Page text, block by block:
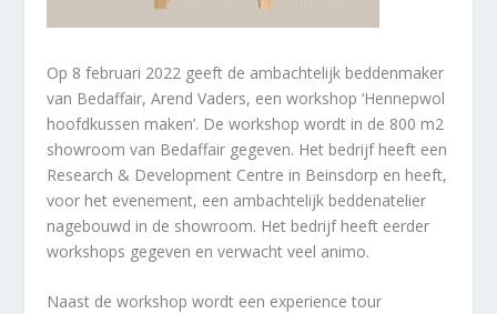
Op 8 februari 2022 geeft de ambachtelijk beddenmaker
van Bedaffair, Arend Vaders, een workshop ‘Hennepwol
hoofdkussen maken’. De workshop wordt in de 800 m2
showroom van Bedaffair gegeven. Het bedrijf heeft een
Research & Development Centre in Beinsdorp en heeft,
voor het evenement, een ambachtelijk beddenatelier
nagebouwd in de showroom. Het bedrijf heeft eerder
workshops gegeven en verwacht veel animo.
Naast de workshop wordt een experience tour